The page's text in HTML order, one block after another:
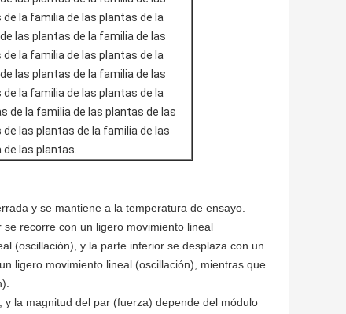
la familia de las plantas de la
las plantas de la familia de las
la familia de las plantas de la
las plantas de la familia de las
la familia de las plantas de la
de la familia de las plantas de las
las plantas de la familia de las
las plantas.
y se mantiene a la temperatura de ensayo.
recorre con un ligero movimiento lineal
(oscillación), y la parte inferior se desplaza con un
ligero movimiento lineal (oscillación), mientras que
la magnitud del par (fuerza) depende del módulo